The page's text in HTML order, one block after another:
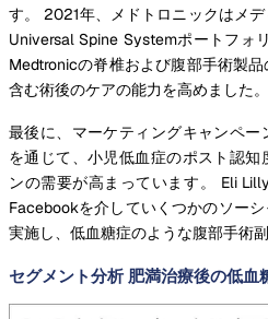
す。 2021年、メドトロニックはメ
Universal Spine Systemポートフォ
Medtronicの脊椎および腹部手術製
含む術後のケアの能力を高めました。
最後に、マーケティングキャンペ
を通じて、小児低血症のポスト認知
ンの需要が高まっています。 Eli
Facebookを介していくつかのソー
実施し、低血糖症のような腹部手術
セグメント分析 肥満治療後の低血